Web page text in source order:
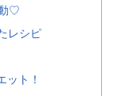
♡
レシピ
ト！